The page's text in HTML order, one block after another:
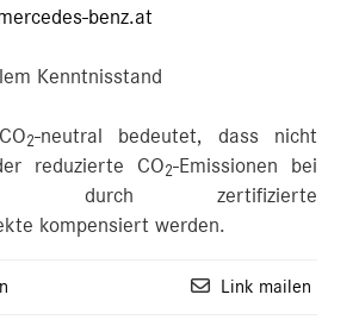
benz.at
Kenntnisstand
2-neutral bedeutet, dass nicht
reduzierte CO2-Emissionen bei
Benz durch zertifizierte
kompensiert werden.
Link mailen